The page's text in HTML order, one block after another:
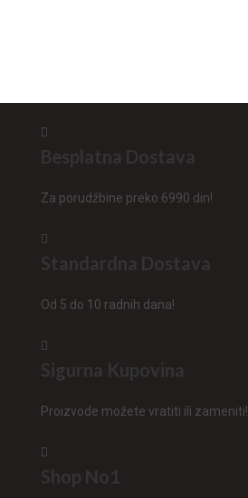
Za porudžbine preko 6990 din!
Od 5 do 10 radnih dana!
Proizvode možete vratiti ili zameniti!